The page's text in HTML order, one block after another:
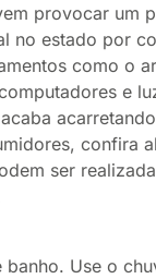
provocar um
no estado por
como o
e
confira
ser
banho. Use o